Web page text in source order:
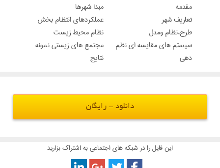
مقدمه
مبدا شهرها
تعاریف شهر
عملکردهای انتظام بخش
طرح،نظام ومدل
نظام محیط زیست
سيستم هاي مقايسه اي نظم
دهي
مجتمع های زیستی نمونه
نتایج
دانلود - رایگان
این فایل را در شبکه های اجتماعی به اشتراک بزارید